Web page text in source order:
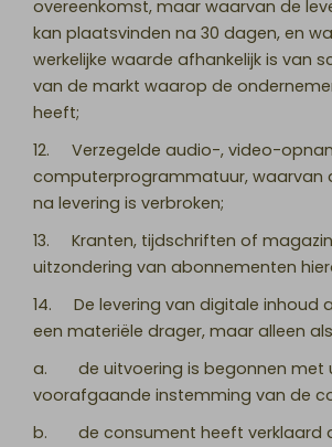
overeenkomst, maar waarvan de
kan plaatsvinden na 30 dagen, en
werkelijke waarde afhankelijk is van
van de markt waarop de
heeft;
12. Verzegelde audio-, video-
computerprogrammatuur, waarvan
na levering is verbroken;
13. Kranten, tijdschriften of
uitzondering van abonnementen
14. De levering van digitale inhoud
een materiële drager, maar alleen
a. de uitvoering is begonnen met
voorafgaande instemming van de
b. de consument heeft verklaard